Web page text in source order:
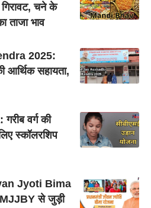
चने के
ताजा भाव
2025:
आर्थिक सहायता,
वर्ग की
स्कॉलरशिप
Jyoti Bima
से जुड़ी